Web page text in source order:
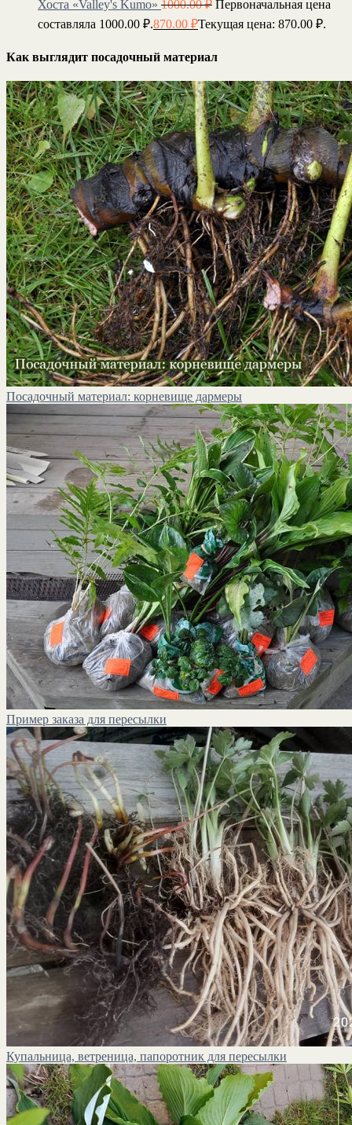
Хоста «Valley's Kumo» 1000.00₽ Первоначальная цена
составляла 1000.00 ₽.870.00 ₽Текущая цена: 870.00 ₽.
Как выглядит посадочный материал
Посадочный материал: корневище дармеры
Пример заказа для пересылки
Купальница, ветреница, папоротник для пересылки